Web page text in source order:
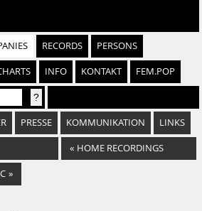
RECORDS PERSONS
INFO KONTAKT FEM.POP
PRESSE KOMMUNIKATION LINKS
« HOME RECORDINGS
»